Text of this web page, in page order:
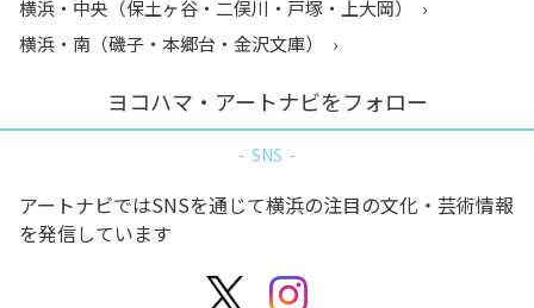
横浜・中央（保土ヶ谷・二俣川・戸塚・上大岡）
横浜・南（磯子・本郷台・金沢文庫）
ヨコハマ・アートナビをフォロー
SNS
アートナビではSNSを通じて横浜の注目の文化・芸術情報
を発信しています